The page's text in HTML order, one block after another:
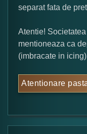
separat fata de
Atentie!
mentioneaza ca
(imbracate in
Atentionare